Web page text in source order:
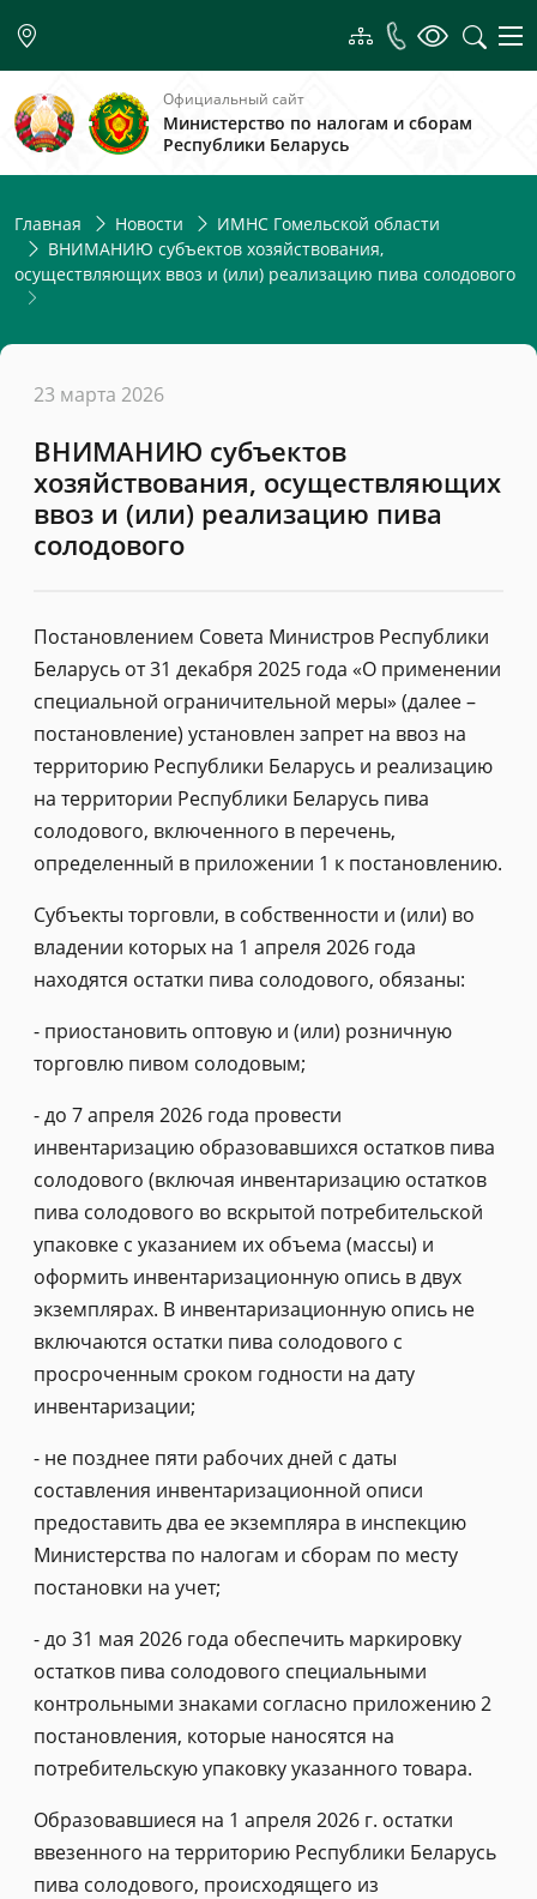
Официальный сайт
Министерство по налогам и сборам
Республики Беларусь
Главная Новости
ИМНС Гомельской области
ВНИМАНИЮ субъектов хозяйствования,
осуществляющих ввоз и (или) реализацию пива солодового
23 марта 2026
ВНИМАНИЮ субъектов
хозяйствования, осуществляющих
ввоз и (или) реализацию пива
солодового
Постановлением Совета Министров Республики
Беларусь от 31 декабря 2025 года «О применении
специальной ограничительной меры» (далее –
постановление) установлен запрет на ввоз на
территорию Республики Беларусь и реализацию
на территории Республики Беларусь пива
солодового, включенного в перечень,
определенный в приложении 1 к постановлению.
Субъекты торговли, в собственности и (или) во
владении которых на 1 апреля 2026 года
находятся остатки пива солодового, обязаны:
- приостановить оптовую и (или) розничную
торговлю пивом солодовым;
- до 7 апреля 2026 года провести
инвентаризацию образовавшихся остатков пива
солодового (включая инвентаризацию остатков
пива солодового во вскрытой потребительской
упаковке с указанием их объема (массы) и
оформить инвентаризационную опись в двух
экземплярах. В инвентаризационную опись не
включаются остатки пива солодового с
просроченным сроком годности на дату
инвентаризации;
- не позднее пяти рабочих дней с даты
составления инвентаризационной описи
предоставить два ее экземпляра в инспекцию
Министерства по налогам и сборам по месту
постановки на учет;
- до 31 мая 2026 года обеспечить маркировку
остатков пива солодового специальными
контрольными знаками согласно приложению 2
постановления, которые наносятся на
потребительскую упаковку указанного товара.
Образовавшиеся на 1 апреля 2026 г. остатки
ввезенного на территорию Республики Беларусь
пива солодового, происходящего из